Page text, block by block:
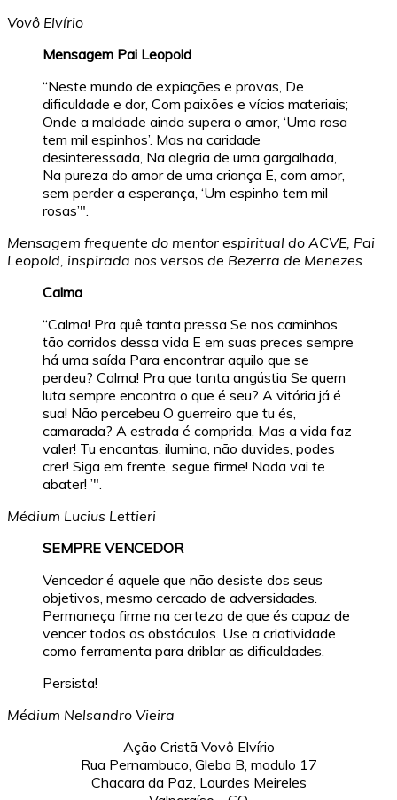
Vovô Elvírio
Mensagem Pai Leopold
“Neste mundo de expiações e provas, De
dificuldade e dor, Com paixões e vícios materiais;
Onde a maldade ainda supera o amor, ‘Uma rosa
tem mil espinhos’. Mas na caridade
desinteressada, Na alegria de uma gargalhada,
Na pureza do amor de uma criança E, com amor,
sem perder a esperança, ‘Um espinho tem mil
rosas’".
Mensagem frequente do mentor espiritual do ACVE, Pai
Leopold, inspirada nos versos de Bezerra de Menezes
Calma
“Calma! Pra quê tanta pressa Se nos caminhos
tão corridos dessa vida E em suas preces sempre
há uma saída Para encontrar aquilo que se
perdeu? Calma! Pra que tanta angústia Se quem
luta sempre encontra o que é seu? A vitória já é
sua! Não percebeu O guerreiro que tu és,
camarada? A estrada é comprida, Mas a vida faz
valer! Tu encantas, ilumina, não duvides, podes
crer! Siga em frente, segue firme! Nada vai te
abater! ’".
Médium Lucius Lettieri
SEMPRE VENCEDOR
Vencedor é aquele que não desiste dos seus
objetivos, mesmo cercado de adversidades.
Permaneça firme na certeza de que és capaz de
vencer todos os obstáculos. Use a criatividade
como ferramenta para driblar as dificuldades.
Persista!
Médium Nelsandro Vieira
Ação Cristã Vovô Elvírio
Rua Pernambuco, Gleba B, modulo 17
Chacara da Paz, Lourdes Meireles